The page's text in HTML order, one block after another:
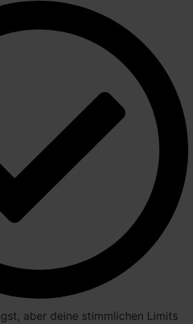
aber deine stimmlichen Limits